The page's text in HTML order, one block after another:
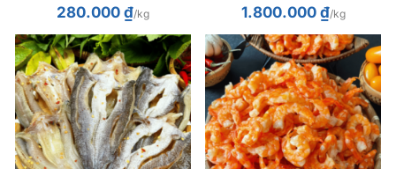
280.000 ₫/kg
1.800.000 ₫/kg